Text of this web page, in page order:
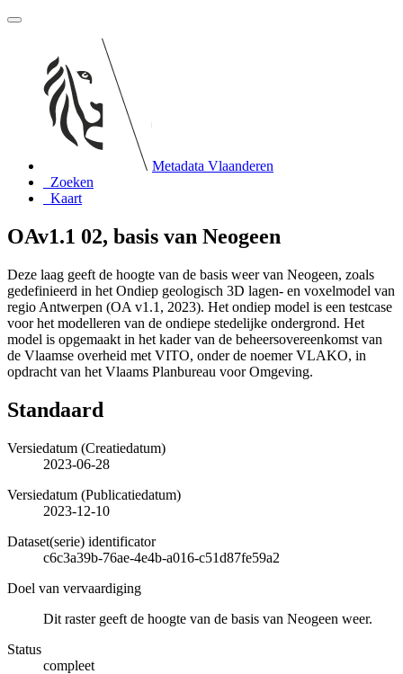
Metadata Vlaanderen
Zoeken
Kaart
OAv1.1 02, basis van Neogeen
Deze laag geeft de hoogte van de basis weer van Neogeen, zoals
gedefinieerd in het Ondiep geologisch 3D lagen- en voxelmodel van
regio Antwerpen (OA v1.1, 2023). Het ondiep model is een testcase
voor het modelleren van de ondiepe stedelijke ondergrond. Het
model is opgemaakt in het kader van de beheersovereenkomst van
de Vlaamse overheid met VITO, onder de noemer VLAKO, in
opdracht van het Vlaams Planbureau voor Omgeving.
Standaard
Versiedatum (Creatiedatum)
2023-06-28
Versiedatum (Publicatiedatum)
2023-12-10
Dataset(serie) identificator
c6c3a39b-76ae-4e4b-a016-c51d87fe59a2
Doel van vervaardiging
Dit raster geeft de hoogte van de basis van Neogeen weer.
Status
compleet